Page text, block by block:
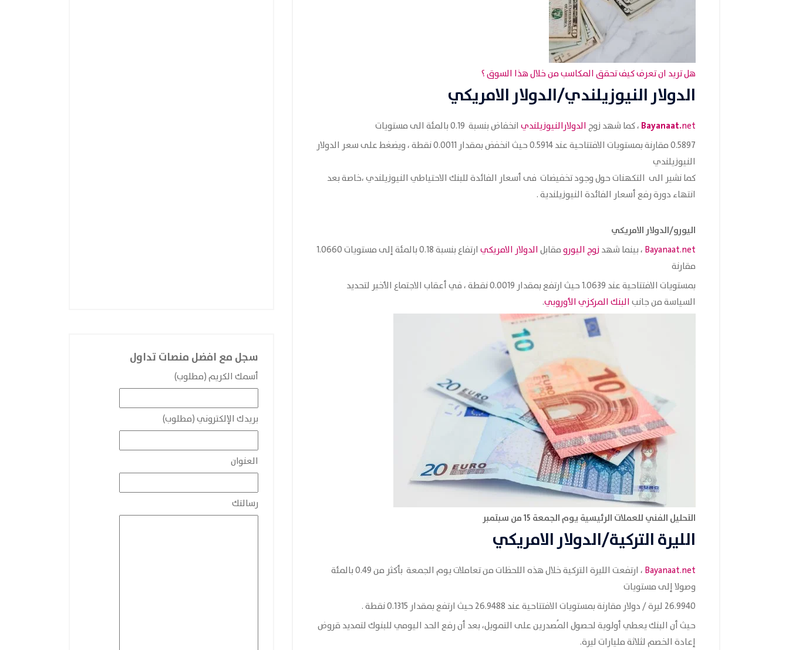
هل تريد ان تعرف كيف تحقق المكاسب من خلال هذا السوق ؟
الدولار النيوزيلندي/الدولار الامريكي
Bayanaat.net ، كما شهد زوجالدولارالنيوزيلندي انخفاض بنسبة 0.19 بالمئة الى مستويات
0.5897 مقارنة بمستويات الافتتاحية عند 0.5914 حيث انخفض بمقدار 0.0011 نقطة ، ويضغط على سعر الدولار
النيوزيلندي
كما نشير الى التكهنات حول وجود تخفيضات فى أسعار الفائدة للبنك الاحتياطي النيوزيلندي ،خاصة بعد
انتهاء دورة رفع ‏أسعار الفائدة النيوزيلندية .‏
اليورو/الدولار الامريكي
Bayanaat.net ، بينما شهدزوج اليورومقابلالدولار الامريكي
ارتفاع بنسبة 0.18 بالمئة إلى مستويات 1.0660
مقارنة
بمستويات الافتتاحية عند 1.0639 حيث ارتفع بمقدار 0.0019 نقطة ، في أعقاب الاجتماع الأخير لتحديد
السياسة من جانبالبنك المركزي الأوروبي.
التحليل الفني للعملات الرئيسية يوم الجمعة 15 من سبتمبر
الليرة التركية/الدولار الامريكي
Bayanaat.net
، ارتفعت الليرة التركية خلال هذه اللحظات من تعاملات يوم الجمعة بأكثر من 0.49 بالمئة
وصولا إلى مستويات
26.9940 ليرة / دولار مقارنة بمستويات الافتتاحية عند 26.9488 حيث ارتفع بمقدار 0.1315 نقطة .
حيث أن البنك يعطي أولوية لحصول المُصدرين على التمويل، بعد أن رفع الحد اليومي للبنوك لتمديد قروض
إعادة الخصم لثلاثة مليارات ليرة.
سجل مع افضل منصات تداول
أسمك الكريم (مطلوب)
بريدك الإلكتروني (مطلوب)
العنوان
رسالتك